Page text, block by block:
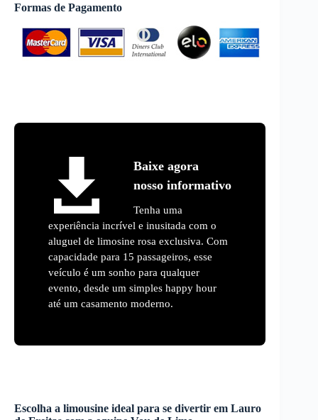
Formas de Pagamento
Baixe agora
nosso informativo
Tenha uma
experiência incrível e inusitada com o
aluguel de limosine rosa exclusiva. Com
capacidade para 15 passageiros, esse
veículo é um sonho para qualquer
evento, desde um simples happy hour
até um casamento moderno.
Escolha a limousine ideal para se divertir em Lauro